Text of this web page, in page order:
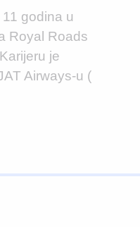
godina u
Royal Roads
je
Airways-u (